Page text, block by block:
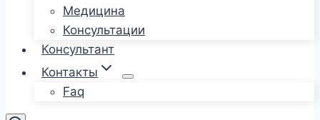
Медицина
Консультации
Консультант
Контакты
Faq